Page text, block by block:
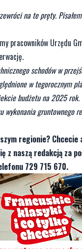
na te pręty.
pracowników Urzędu
schodów w
w tegorocznym
budżetu na 2025
wykonania gruntownego
regionie?
z naszą redakcją za
729 715 670.